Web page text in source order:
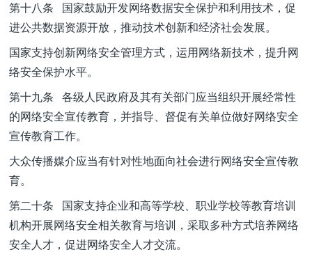
第十八条 国家鼓励开发网络数据安全保护和利用技术，促
进公共数据资源开放，推动技术创新和经济社会发展。
国家支持创新网络安全管理方式，运用网络新技术，提升网
络安全保护水平。
第十九条 各级人民政府及其有关部门应当组织开展经常性
的网络安全宣传教育，并指导、督促有关单位做好网络安全
宣传教育工作。
大众传播媒介应当有针对性地面向社会进行网络安全宣传教
育。
第二十条 国家支持企业和高等学校、职业学校等教育培训
机构开展网络安全相关教育与培训，采取多种方式培养网络
安全人才，促进网络安全人才交流。